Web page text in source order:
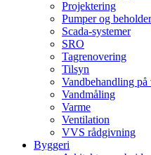
Projektering
Pumper og
Scada-systemer
SRO
Tagrenovering
Tilsyn
Vandbehandling
Vandmåling
Varme
Ventilation
VVS rådgivning
Byggeri